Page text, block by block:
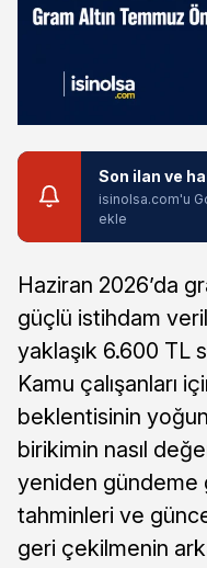
Son ilan ve
isinolsa.com'u
ekle
Haziran 2026’da
güçlü istihdam
yaklaşık 6.600 TL
Kamu çalışanları
beklentisinin
birikimin nasıl
yeniden gündeme
tahminleri ve
geri çekilmenin